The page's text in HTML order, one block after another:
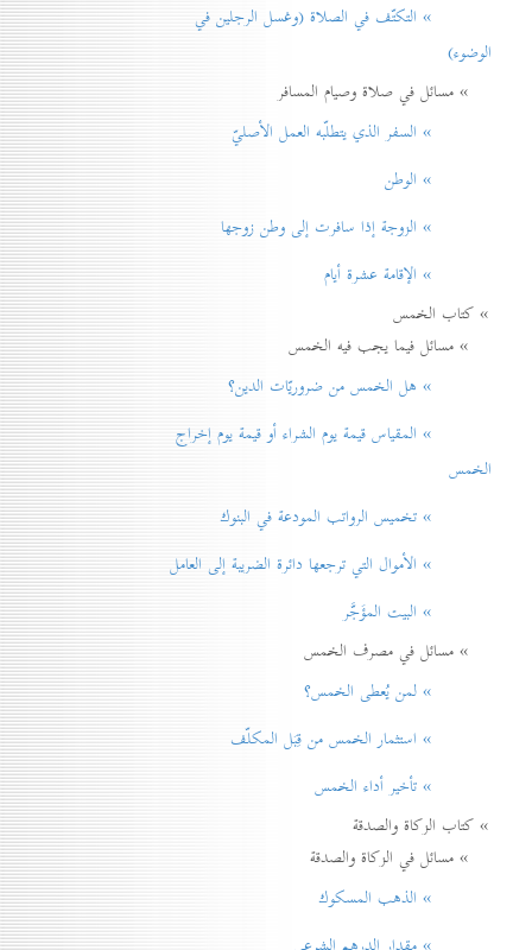
» التكتّف في الصلاة (وغسل الرجلين في
الوضوء)
» مسائل في صلاة وصيام المسافر
» السفر الذي يتطلّبه العمل الأصليّ
» الوطن
» الزوجة إذا سافرت إلی وطن زوجها
» الإقامة عشرة أيام
» كتاب الخمس
» مسائل فيما يجب فيه الخمس
» هل الخمس من ضروريّات الدين؟
» المقياس قيمة يوم الشراء أو قيمة يوم إخراج
الخمس
» تخميس الرواتب المودعة في البنوك
» الأموال التي ترجعها دائرة الضريبة إلی العامل
» البيت المؤَجَّر
» مسائل في مصرف الخمس
» لمن يُعطی الخمس؟
» استثمار الخمس من قِبَل المكلّف
» تأخير أداء الخمس
» كتاب الزكاة والصدقة
» مسائل في الزكاة والصدقة
» الذهب المسكوك